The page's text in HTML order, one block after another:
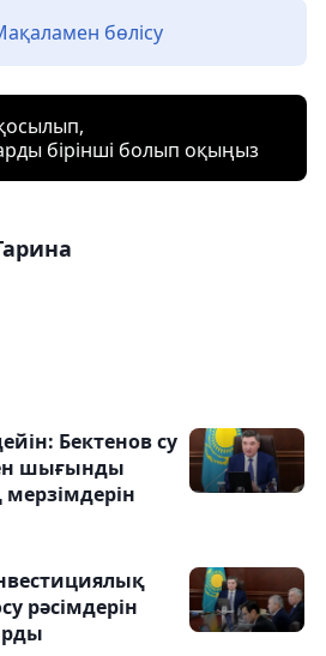
бөлісу
бірінші болып оқыңыз
Бектенов су
шығынды
рәсімдерін